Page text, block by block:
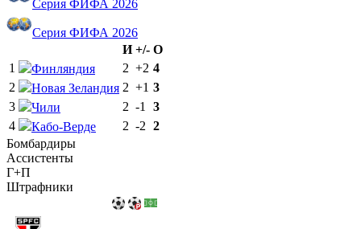
Серия ФИФА 2026
Серия ФИФА 2026
И +/- О
1
Финляндия 2 +2 4
2
Новая Зеландия 2 +1 3
3
Чили 2 -1
3
4
Кабо-Верде 2 -2 2
Бомбардиры
Ассистенты
Г+П
Штрафники